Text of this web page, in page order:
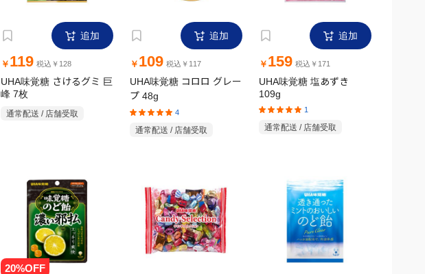
追加
￥ 119 税込￥128
UHA味覚糖 さけるグミ 巨
峰 7枚
通常配送 / 店舗受取
追加
￥ 109 税込￥117
UHA味覚糖 コロロ グレー
プ 48g
4
通常配送 / 店舗受取
追加
￥ 159 税込￥171
UHA味覚糖 塩あずき
109g
1
通常配送 / 店舗受取